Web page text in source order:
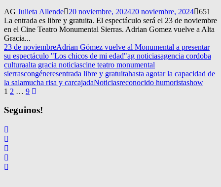
AG Julieta Allende 20 noviembre, 202420 noviembre, 2024 651
La entrada es libre y gratuita. El espectáculo será el 23 de noviembre
en el Cine Teatro Monumental Sierras. Adrian Gomez vuelve a Alta
Gracia...
23 de noviembreAdrian Gómez vuelve al Monumental a presentar
su espectáculo "Los chicos de mi edad"ag noticiasagencia cordoba
culturaalta gracia noticiascine teatro monumental
sierrascongéneresentrada libre y gratuitahasta agotar la capacidad de
la salamucha risa y carcajadaNoticiasreconocido humoristashow
Navegación
de
entradas
1 2 … 9
Seguinos!